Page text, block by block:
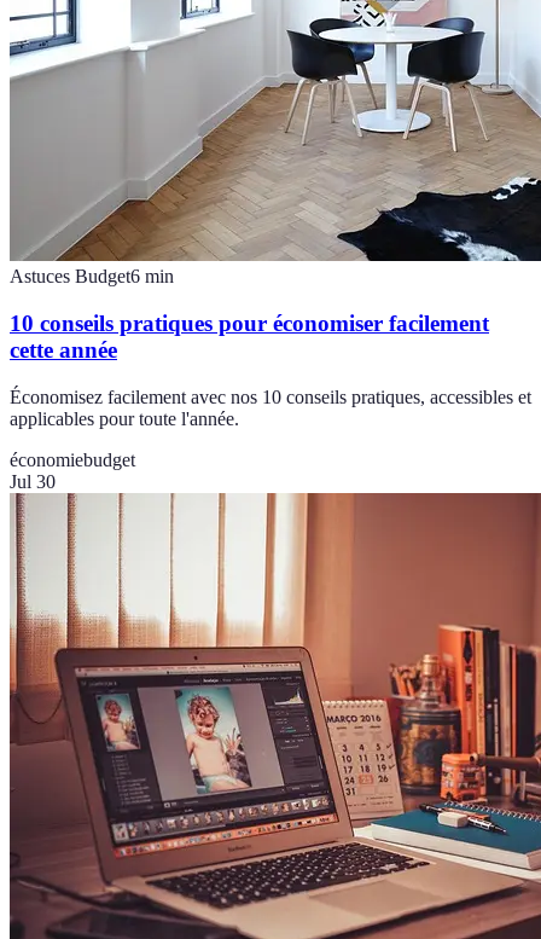
Astuces Budget6 min
10 conseils pratiques pour économiser facilement
cette année
Économisez facilement avec nos 10 conseils pratiques, accessibles et
applicables pour toute l'année.
économiebudget
Jul 30